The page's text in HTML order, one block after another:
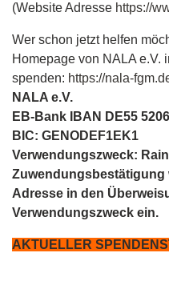
(Website Adresse https://
Wer schon jetzt helfen
Homepage von NALA e.V.
spenden: https://nala-
NALA e.V.
EB-Bank IBAN DE55
BIC: GENODEF1EK1
Verwendungszweck:
Zuwendungsbestätigung
Adresse in den
Verwendungszweck ein.
AKTUELLER